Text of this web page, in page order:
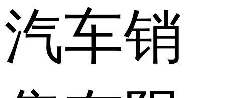
汽车销